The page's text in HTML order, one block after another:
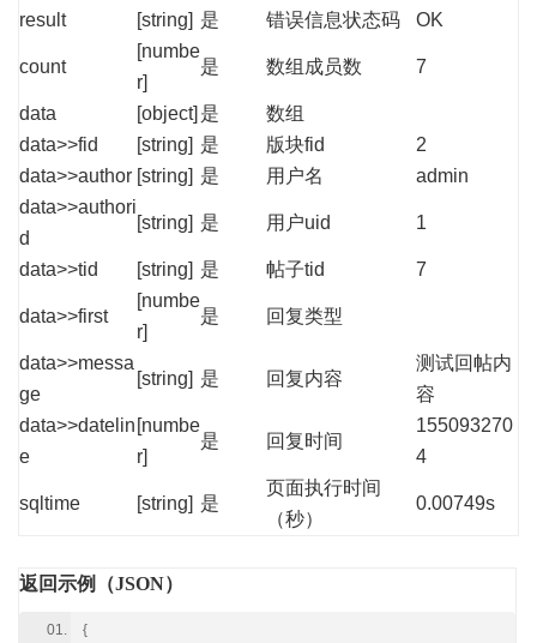
result [string] 是 错误信息状态码 OK
count
[numbe
r]
是 数组成员数 7
data [object] 是
数组
data>>fid
[string] 是 版块fid
2
data>>author [string] 是 用户名
admin
data>>authori
d
[string] 是 用户uid 1
data>>tid [string] 是 帖子tid 7
data>>first
[numbe
r]
是 回复类型
data>>messa
ge
[string] 是 回复内容
测试回帖内
容
data>>datelin
e
[numbe
r]
是 回复时间
155093270
4
sqltime [string] 是
页面执行时间
（秒）
0.00749s
返回示例（JSON）
{